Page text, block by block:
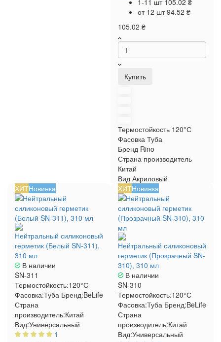
1-11 шт 105.02 ₴
от 12 шт94.52 ₴
105.02 ₴
Купить
Термостойкость 120°С
Фасовка Туба
Бренд Rino
Страна производитель
Китай
Вид Акриловый
ХИТНовинка
Нейтральный силиконовый
герметик (Белый SN-311),
310 мл
В наличии
SN-311
Термостойкость:120°С
Фасовка:Туба Бренд:BeLife
Страна
производитель:Китай
Вид:Универсальный
1
ХИТНовинка
Нейтральный силиконовый
герметик (Прозрачный SN-
310), 310 мл
В наличии
SN-310
Термостойкость:120°С
Фасовка:Туба Бренд:BeLife
Страна
производитель:Китай
Вид:Универсальный